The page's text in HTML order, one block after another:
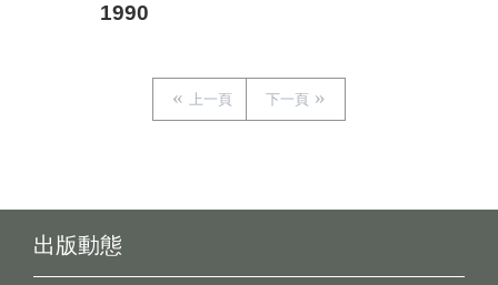
1990
上一頁 下一頁
出版動態